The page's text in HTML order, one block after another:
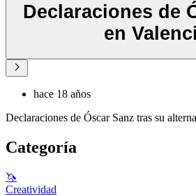
Declaraciones de
en
hace 18 años
Declaraciones de Óscar Sanz tras su
Categoría
🦄
Creatividad